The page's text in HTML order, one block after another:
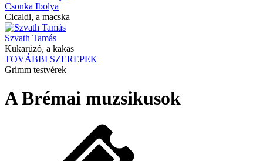
Csonka Ibolya
Cicaldi, a macska
Szvath Tamás
Kukarúzó, a kakas
TOVÁBBI SZEREPEK
Grimm testvérek
A Brémai muzsikusok